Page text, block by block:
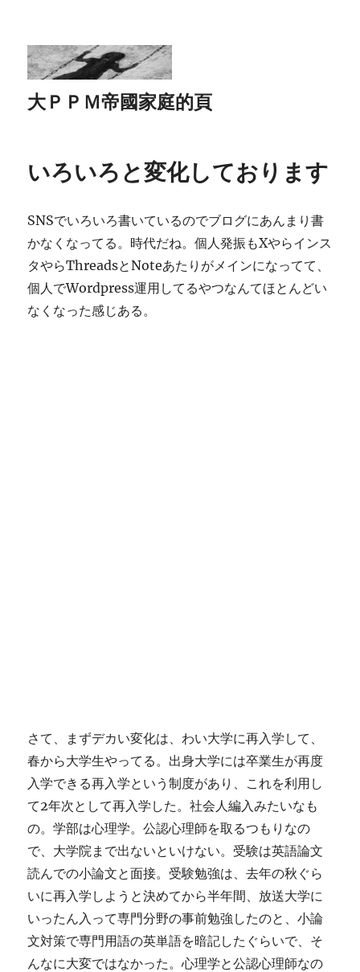
大ＰＰＭ帝國家庭的頁
いろいろと変化しております
SNSでいろいろ書いているのでブログにあんまり書
かなくなってる。時代だね。個人発振もXやらインス
タやらThreadsとNoteあたりがメインになってて、
個人でWordpress運用してるやつなんてほとんどい
なくなった感じある。
さて、まずデカい変化は、わい大学に再入学して、
春から大学生やってる。出身大学には卒業生が再度
入学できる再入学という制度があり、これを利用し
て2年次として再入学した。社会人編入みたいなも
の。学部は心理学。公認心理師を取るつもりなの
で、大学院まで出ないといけない。受験は英語論文
読んでの小論文と面接。受験勉強は、去年の秋ぐら
いに再入学しようと決めてから半年間、放送大学に
いったん入って専門分野の事前勉強したのと、小論
文対策で専門用語の英単語を暗記したぐらいで、そ
んなに大変ではなかった。心理学と公認心理師なの